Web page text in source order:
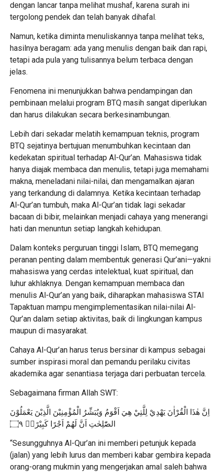
dengan lancar tanpa melihat mushaf, karena surah ini
tergolong pendek dan telah banyak dihafal.
Namun, ketika diminta menuliskannya tanpa melihat teks,
hasilnya beragam: ada yang menulis dengan baik dan rapi,
tetapi ada pula yang tulisannya belum terbaca dengan
jelas.
Fenomena ini menunjukkan bahwa pendampingan dan
pembinaan melalui program BTQ masih sangat diperlukan
dan harus dilakukan secara berkesinambungan.
Lebih dari sekadar melatih kemampuan teknis, program
BTQ sejatinya bertujuan menumbuhkan kecintaan dan
kedekatan spiritual terhadap Al-Qur’an. Mahasiswa tidak
hanya diajak membaca dan menulis, tetapi juga memahami
makna, meneladani nilai-nilai, dan mengamalkan ajaran
yang terkandung di dalamnya. Ketika kecintaan terhadap
Al-Qur’an tumbuh, maka Al-Qur’an tidak lagi sekadar
bacaan di bibir, melainkan menjadi cahaya yang menerangi
hati dan menuntun setiap langkah kehidupan.
Dalam konteks perguruan tinggi Islam, BTQ memegang
peranan penting dalam membentuk generasi Qur’ani—yakni
mahasiswa yang cerdas intelektual, kuat spiritual, dan
luhur akhlaknya. Dengan kemampuan membaca dan
menulis Al-Qur’an yang baik, diharapkan mahasiswa STAI
Tapaktuan mampu mengimplementasikan nilai-nilai Al-
Qur’an dalam setiap aktivitas, baik di lingkungan kampus
maupun di masyarakat.
Cahaya Al-Qur’an harus terus bersinar di kampus sebagai
sumber inspirasi moral dan pemandu perilaku civitas
akademika agar senantiasa terjaga dari perbuatan tercela.
Sebagaimana firman Allah SWT:
اِنَّ هٰذَا الْقُرْاٰنَ يَهْدِيْ لِلَّتِيْ هِيَ اَقْوَمُ وَيُبَشِّرُ الْمُؤْمِنِيْنَ الَّذِيْنَ يَعْمَلُوْنَ
الصّٰلِحٰتِ اَنَّ لَهُمْ اَجْرًا كَبِيْرًاۙ ۝٩
“Sesungguhnya Al-Qur’an ini memberi petunjuk kepada
(jalan) yang lebih lurus dan memberi kabar gembira kepada
orang-orang mukmin yang mengerjakan amal saleh bahwa